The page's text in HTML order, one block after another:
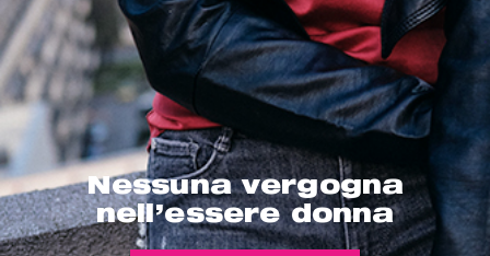
Nessuna vergogna
nell’essere donna